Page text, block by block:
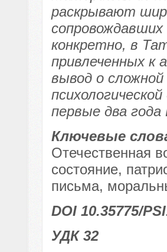
раскрывают
конкретно, в
привлеченных к
вывод о
первые два
Ключевые
Отечественная
состояние,
письма,
DOI 10.35775/
УДК 32